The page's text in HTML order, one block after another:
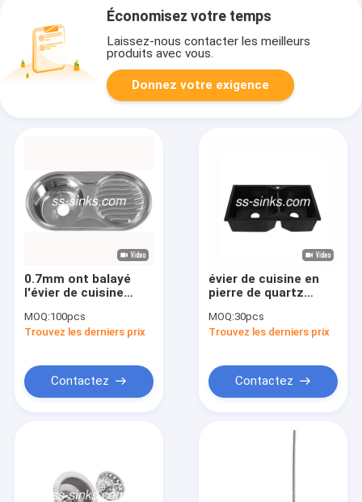
Économisez votre temps
Laissez-nous contacter les meilleurs
produits avec vous.
Donnez votre exigence
0.7mm ont balayé
l'évier de cuisine
avec l'égouttoir 1
trou de robinet
MOQ:100pcs
Trouvez les derniers prix
Contactez
évier de cuisine en
pierre de quartz
de 600mm au-dessus
de compteur
MOQ:30pcs
Trouvez les derniers prix
Contactez